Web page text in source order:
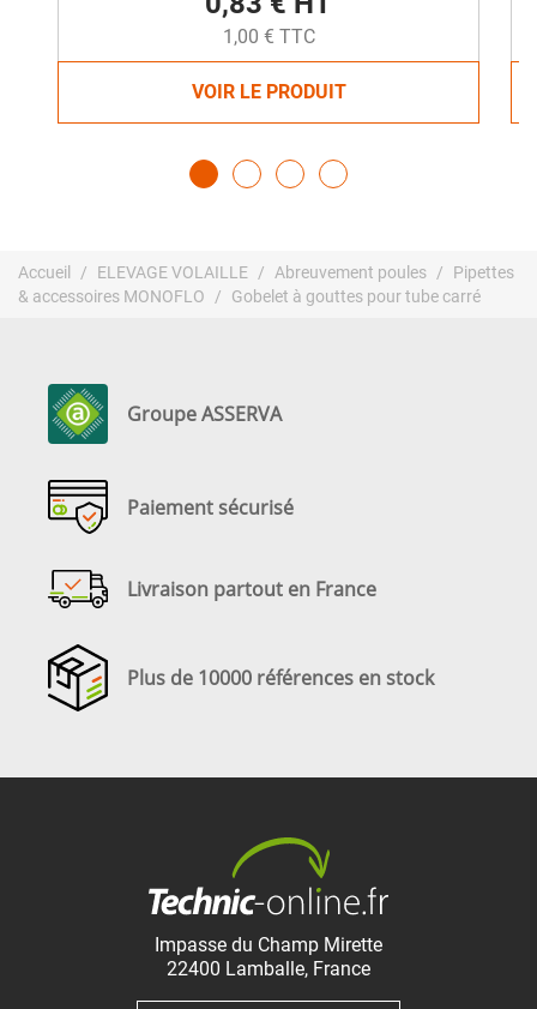
1,00 € TTC
VOIR LE PRODUIT
Accueil ELEVAGE VOLAILLE Abreuvement poules
Pipettes
& accessoires MONOFLO
Gobelet à gouttes pour tube carré
Groupe ASSERVA
Paiement sécurisé
Livraison partout en France
Plus de 10000 références en stock
Impasse du Champ Mirette
22400 Lamballe, France